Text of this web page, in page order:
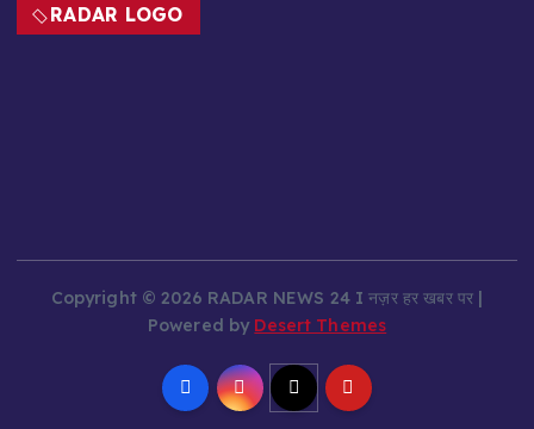
RADAR LOGO
Copyright © 2026 RADAR NEWS 24 I नज़र हर खबर पर |
Powered by Desert Themes